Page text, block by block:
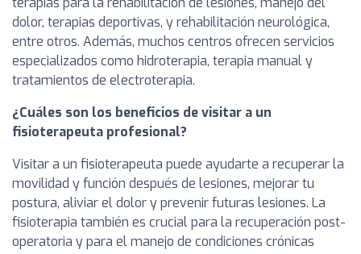
dolor, terapias deportivas, y rehabilitación neurológica,
entre otros. Además, muchos centros ofrecen servicios
especializados como hidroterapia, terapia manual y
tratamientos de electroterapia.
¿Cuáles son los beneficios de visitar a un
fisioterapeuta profesional?
Visitar a un fisioterapeuta puede ayudarte a recuperar la
movilidad y función después de lesiones, mejorar tu
postura, aliviar el dolor y prevenir futuras lesiones. La
fisioterapia también es crucial para la recuperación post-
operatoria y para el manejo de condiciones crónicas